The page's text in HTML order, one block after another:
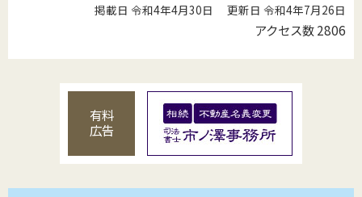
掲載日 令和4年4月30日 更新日 令和4年7月26日
アクセス数2806
有料
広告